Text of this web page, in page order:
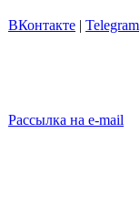
ВКонтакте | Telegram
Рассылка на e-mail